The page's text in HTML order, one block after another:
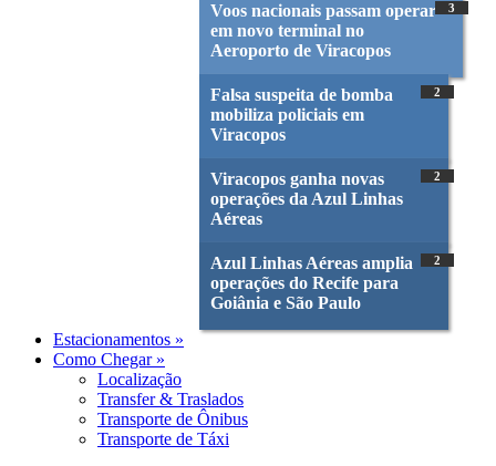
Voos nacionais passam operar
em novo terminal no
Aeroporto de Viracopos
3
Falsa suspeita de bomba
mobiliza policiais em
Viracopos
2
Viracopos ganha novas
operações da Azul Linhas
Aéreas
2
Azul Linhas Aéreas amplia
operações do Recife para
Goiânia e São Paulo
2
Estacionamentos »
Como Chegar »
Localização
Transfer & Traslados
Transporte de Ônibus
Transporte de Táxi